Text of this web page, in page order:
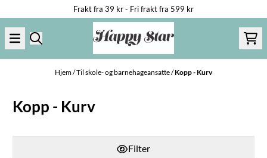
Frakt fra 39 kr - Fri frakt fra 599 kr
Hjem/Til skole- og barnehageansatte/Kopp - Kurv
Kopp - Kurv
Filter